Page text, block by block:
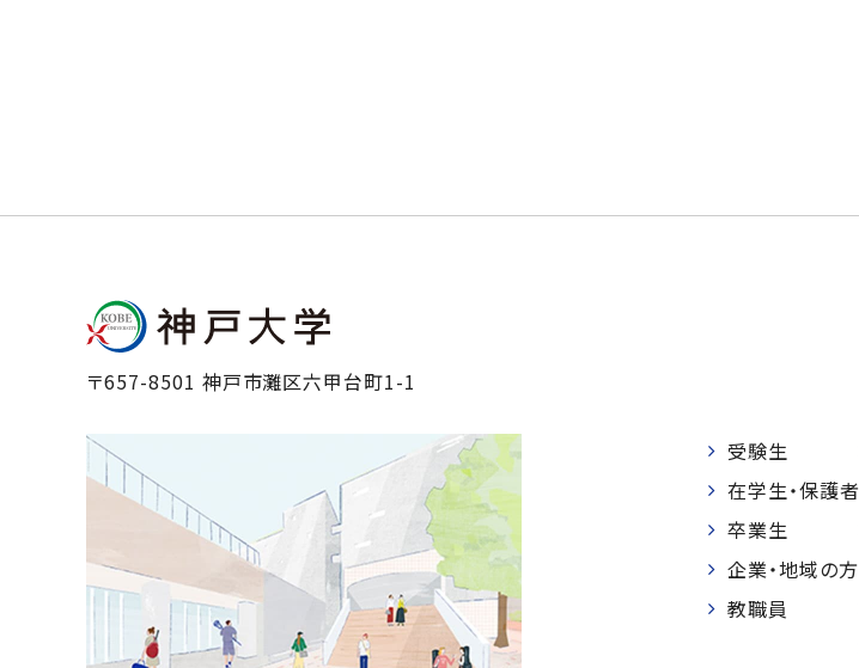
〒657-8501 神戸市灘区六甲台町1-1
受験生
在学生・保護者
卒業生
企業・地域の方
教職員